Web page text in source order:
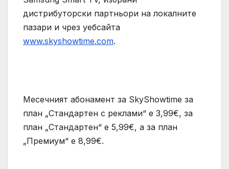
дистрибуторски партньори на локалните
пазари и чрез уебсайта
www.skyshowtime.com.
Месечният абонамент за SkyShowtime за
план „Стандартен с реклами“ е 3,99€, за
план „Стандартен“ е 5,99€, а за план
„Премиум“ е 8,99€.